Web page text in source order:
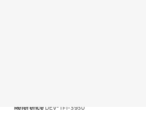
RéférenceDEV-TF1-3930